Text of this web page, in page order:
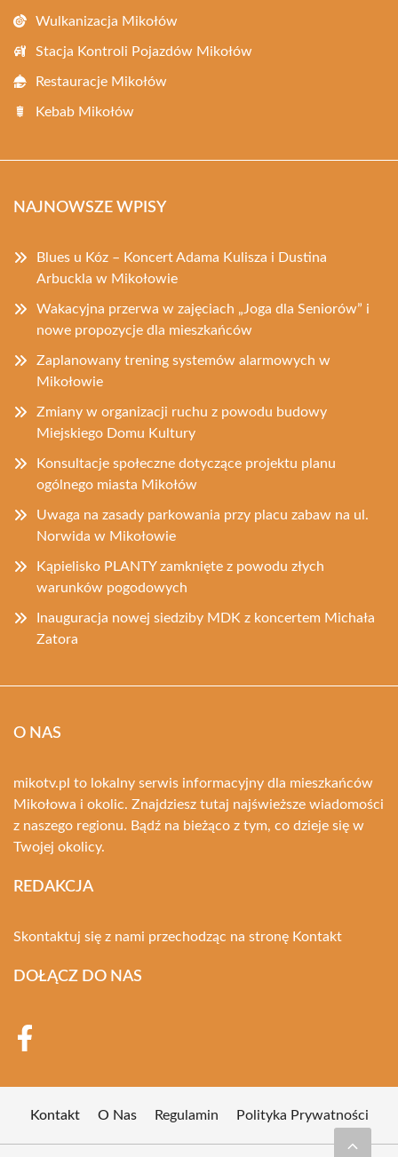
Wulkanizacja Mikołów
Stacja Kontroli Pojazdów Mikołów
Restauracje Mikołów
Kebab Mikołów
NAJNOWSZE WPISY
Blues u Kóz – Koncert Adama Kulisza i Dustina
Arbuckla w Mikołowie
Wakacyjna przerwa w zajęciach „Joga dla Seniorów” i
nowe propozycje dla mieszkańców
Zaplanowany trening systemów alarmowych w
Mikołowie
Zmiany w organizacji ruchu z powodu budowy
Miejskiego Domu Kultury
Konsultacje społeczne dotyczące projektu planu
ogólnego miasta Mikołów
Uwaga na zasady parkowania przy placu zabaw na ul.
Norwida w Mikołowie
Kąpielisko PLANTY zamknięte z powodu złych
warunków pogodowych
Inauguracja nowej siedziby MDK z koncertem Michała
Zatora
O NAS
mikotv.pl to lokalny serwis informacyjny dla mieszkańców
Mikołowa i okolic. Znajdziesz tutaj najświeższe wiadomości
z naszego regionu. Bądź na bieżąco z tym, co dzieje się w
Twojej okolicy.
REDAKCJA
Skontaktuj się z nami przechodząc na stronę Kontakt
DOŁĄCZ DO NAS
Kontakt O Nas Regulamin Polityka Prywatności